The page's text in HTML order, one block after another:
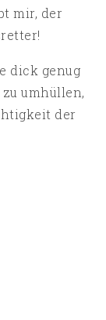
mir, der
dick genug
umhüllen,
der